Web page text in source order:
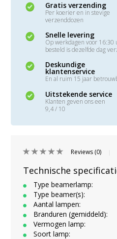
Gratis verzending
Per koerier en in stevige
verzenddozen
Snelle levering
Op werkdagen voor 16:30
besteld is dezelfde dag
Deskundige
klantenservice
En al ruim 15 jaar
Uitstekende service
Klanten geven ons een
9,4 / 10
Reviews (0)
Technische
Type beamerlamp:
Type beamer(s):
Aantal lampen:
Branduren (gemiddeld):
Vermogen lamp:
Soort lamp: